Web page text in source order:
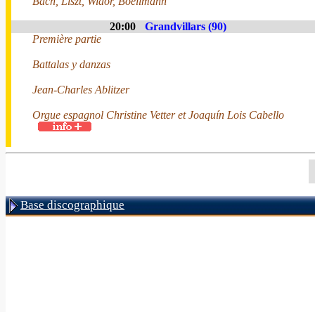
20:00
Grandvillars (90)
Première partie
Battalas y danzas
Jean-Charles Ablitzer
Orgue espagnol Christine Vetter et Joaquín Lois Cabello
Base discographique